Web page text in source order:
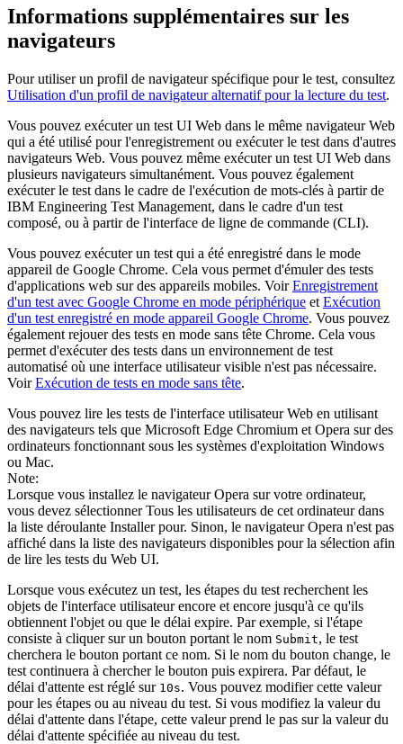
Informations supplémentaires sur les
navigateurs
Pour utiliser un profil de navigateur spécifique pour le test, consultez
Utilisation d'un profil de navigateur alternatif pour la lecture du test.
Vous pouvez exécuter un test UI Web dans le même navigateur Web
qui a été utilisé pour l'enregistrement ou exécuter le test dans d'autres
navigateurs Web. Vous pouvez même exécuter un test UI Web dans
plusieurs navigateurs simultanément. Vous pouvez également
exécuter le test dans le cadre de l'exécution de mots-clés à partir de
IBM Engineering Test Management, dans le cadre d'un test
composé, ou à partir de l'interface de ligne de commande (CLI).
Vous pouvez exécuter un test qui a été enregistré dans le mode
appareil de Google Chrome. Cela vous permet d'émuler des tests
d'applications web sur des appareils mobiles. VoirEnregistrement
d'un test avec Google Chrome en mode périphérique et Exécution
d'un test enregistré en mode appareil Google Chrome. Vous pouvez
également rejouer des tests en mode sans tête Chrome. Cela vous
permet d'exécuter des tests dans un environnement de test
automatisé où une interface utilisateur visible n'est pas nécessaire.
VoirExécution de tests en mode sans tête.
Vous pouvez lire les tests de l'interface utilisateur Web en utilisant
des navigateurs tels que Microsoft Edge Chromium et Opera sur des
ordinateurs fonctionnant sous les systèmes d'exploitation Windows
ou Mac.
Note:
Lorsque vous installez le navigateur Opera sur votre ordinateur,
vous devez sélectionnerTous les utilisateurs de cet ordinateurdans
la liste déroulante Installer pour. Sinon, le navigateur Opera n'est pas
affiché dans la liste des navigateurs disponibles pour la sélection afin
de lire les tests du Web UI.
Lorsque vous exécutez un test, les étapes du test recherchent les
objets de l'interface utilisateur encore et encore jusqu'à ce qu'ils
obtiennent l'objet ou que le délai expire. Par exemple, si l'étape
consiste à cliquer sur un bouton portant le nom Submit, le test
cherchera le bouton portant ce nom. Si le nom du bouton change, le
test continuera à chercher le bouton puis expirera. Par défaut, le
délai d'attente est réglé sur 10s. Vous pouvez modifier cette valeur
pour les étapes ou au niveau du test. Si vous modifiez la valeur du
délai d'attente dans l'étape, cette valeur prend le pas sur la valeur du
délai d'attente spécifiée au niveau du test.